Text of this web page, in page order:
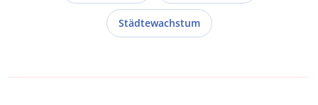
Städtewachstum